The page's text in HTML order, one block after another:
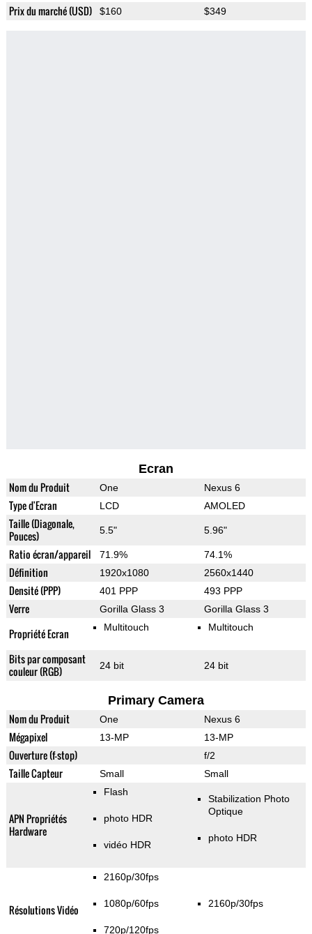
Prix du marché (USD) $160 $349
Ecran
Nom du Produit One Nexus 6
Type d'Ecran LCD AMOLED
Taille (Diagonale,
Pouces)
5.5" 5.96"
Ratio écran/appareil 71.9% 74.1%
Définition 1920x1080 2560x1440
Densité (PPP) 401 PPP 493 PPP
Verre Gorilla Glass 3 Gorilla Glass 3
Propriété Ecran Multitouch Multitouch
Bits par composant
couleur (RGB)
24 bit 24 bit
Primary Camera
Nom du Produit One Nexus 6
Mégapixel 13-MP 13-MP
Ouverture (f-stop) f/2
Taille Capteur Small Small
APN Propriétés
Hardware
Flash
photo HDR
vidéo HDR
Stabilization Photo
Optique
photo HDR
Résolutions Vidéo
2160p/30fps
1080p/60fps
720p/120fps
2160p/30fps